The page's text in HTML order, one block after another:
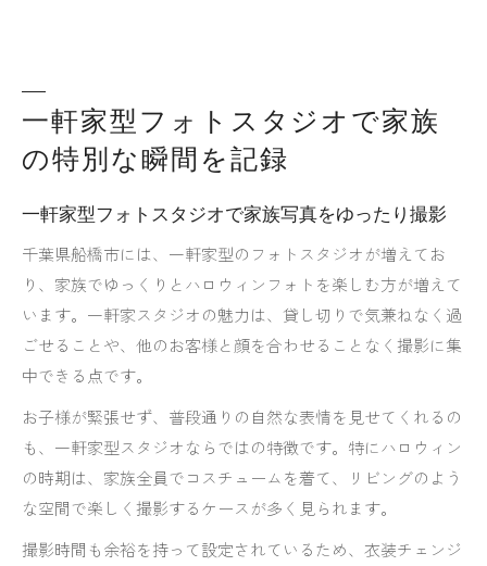
一軒家型フォトスタジオで家族
の特別な瞬間を記録
一軒家型フォトスタジオで家族写真をゆったり撮影
千葉県船橋市には、一軒家型のフォトスタジオが増えてお
り、家族でゆっくりとハロウィンフォトを楽しむ方が増えて
います。一軒家スタジオの魅力は、貸し切りで気兼ねなく過
ごせることや、他のお客様と顔を合わせることなく撮影に集
中できる点です。
お子様が緊張せず、普段通りの自然な表情を見せてくれるの
も、一軒家型スタジオならではの特徴です。特にハロウィン
の時期は、家族全員でコスチュームを着て、リビングのよう
な空間で楽しく撮影するケースが多く見られます。
撮影時間も余裕を持って設定されているため、衣装チェンジ